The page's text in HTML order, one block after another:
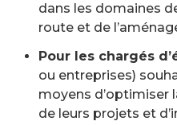
dans les domaines
route et de
Pour les chargés
ou entreprises)
moyens d’optimiser
de leurs projets et